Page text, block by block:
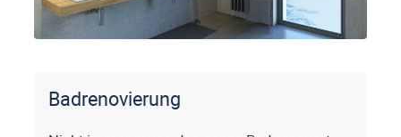
Badrenovierung